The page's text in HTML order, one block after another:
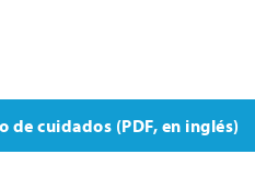
de cuidados (PDF, en inglés)